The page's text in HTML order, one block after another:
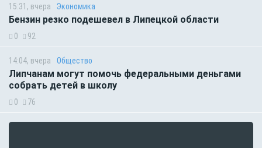
15:31, вчера Экономика
Бензин резко подешевел в Липецкой области
0 92
14:04, вчера Общество
Липчанам могут помочь федеральными деньгами
собрать детей в школу
0 76